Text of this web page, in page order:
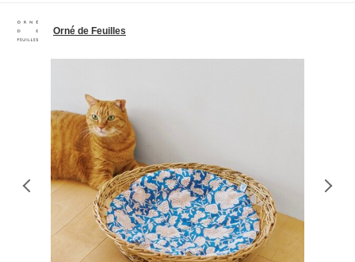
Orné de Feuilles